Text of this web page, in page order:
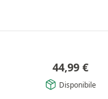
44,99 €
Disponibile